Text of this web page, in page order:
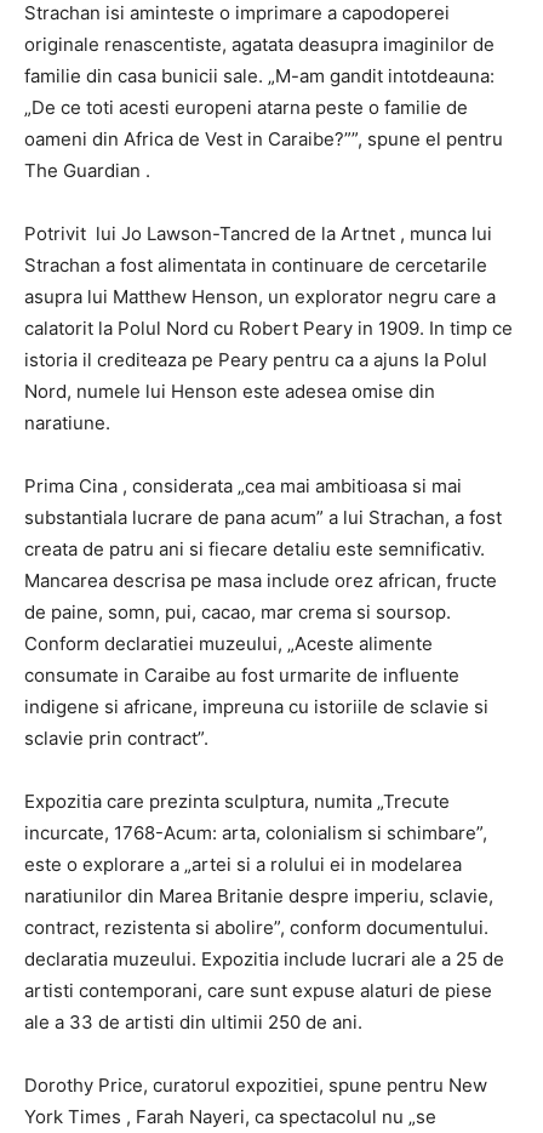
Strachan isi aminteste o imprimare a capodoperei
originale renascentiste, agatata deasupra imaginilor de
familie din casa bunicii sale. „M-am gandit intotdeauna:
„De ce toti acesti europeni atarna peste o familie de
oameni din Africa de Vest in Caraibe?””, spune el pentru
The Guardian .
Potrivit lui Jo Lawson-Tancred de la Artnet , munca lui
Strachan a fost alimentata in continuare de cercetarile
asupra lui Matthew Henson, un explorator negru care a
calatorit la Polul Nord cu Robert Peary in 1909. In timp ce
istoria il crediteaza pe Peary pentru ca a ajuns la Polul
Nord, numele lui Henson este adesea omise din
naratiune.
Prima Cina , considerata „cea mai ambitioasa si mai
substantiala lucrare de pana acum” a lui Strachan, a fost
creata de patru ani si fiecare detaliu este semnificativ.
Mancarea descrisa pe masa include orez african, fructe
de paine, somn, pui, cacao, mar crema si soursop.
Conform declaratiei muzeului, „Aceste alimente
consumate in Caraibe au fost urmarite de influente
indigene si africane, impreuna cu istoriile de sclavie si
sclavie prin contract”.
Expozitia care prezinta sculptura, numita „Trecute
incurcate, 1768-Acum: arta, colonialism si schimbare”,
este o explorare a „artei si a rolului ei in modelarea
naratiunilor din Marea Britanie despre imperiu, sclavie,
contract, rezistenta si abolire”, conform documentului.
declaratia muzeului. Expozitia include lucrari ale a 25 de
artisti contemporani, care sunt expuse alaturi de piese
ale a 33 de artisti din ultimii 250 de ani.
Dorothy Price, curatorul expozitiei, spune pentru New
York Times , Farah Nayeri, ca spectacolul nu „se